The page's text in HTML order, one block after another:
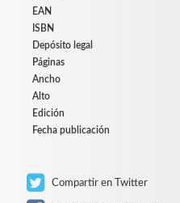
EAN
ISBN
Depósito legal
Páginas
Ancho
Alto
Edición
Fecha publicación
Compartir en Twitter